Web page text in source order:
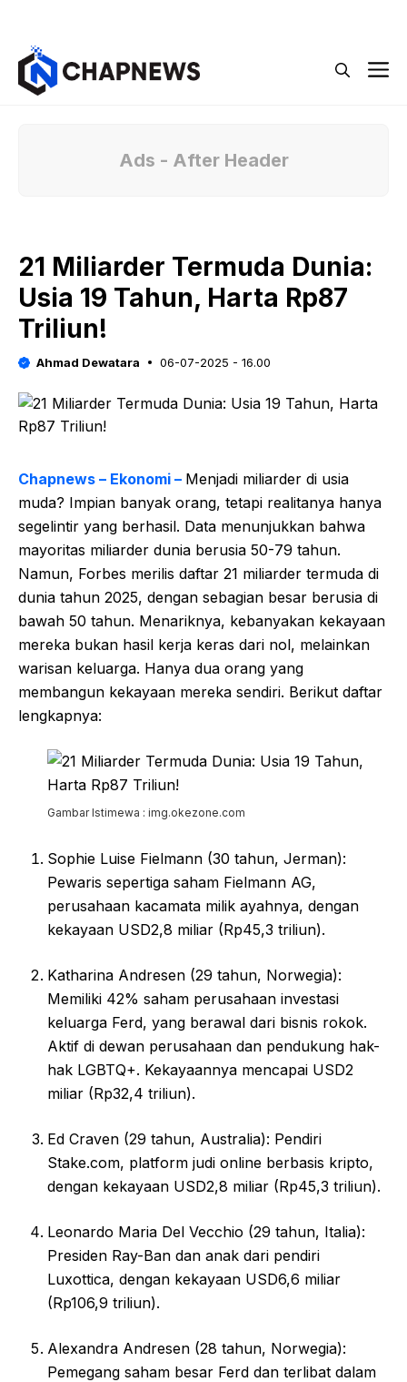
Ads - After Header
21 Miliarder Termuda Dunia:
Usia 19 Tahun, Harta Rp87
Triliun!
Ahmad Dewatara 06-07-2025 - 16.00
Chapnews – Ekonomi – Menjadi miliarder di usia
muda? Impian banyak orang, tetapi realitanya hanya
segelintir yang berhasil. Data menunjukkan bahwa
mayoritas miliarder dunia berusia 50-79 tahun.
Namun, Forbes merilis daftar 21 miliarder termuda di
dunia tahun 2025, dengan sebagian besar berusia di
bawah 50 tahun. Menariknya, kebanyakan kekayaan
mereka bukan hasil kerja keras dari nol, melainkan
warisan keluarga. Hanya dua orang yang
membangun kekayaan mereka sendiri. Berikut daftar
lengkapnya:
Gambar Istimewa : img.okezone.com
Sophie Luise Fielmann (30 tahun, Jerman):
Pewaris sepertiga saham Fielmann AG,
perusahaan kacamata milik ayahnya, dengan
kekayaan USD2,8 miliar (Rp45,3 triliun).
Katharina Andresen (29 tahun, Norwegia):
Memiliki 42% saham perusahaan investasi
keluarga Ferd, yang berawal dari bisnis rokok.
Aktif di dewan perusahaan dan pendukung hak-
hak LGBTQ+. Kekayaannya mencapai USD2
miliar (Rp32,4 triliun).
Ed Craven (29 tahun, Australia): Pendiri
Stake.com, platform judi online berbasis kripto,
dengan kekayaan USD2,8 miliar (Rp45,3 triliun).
Leonardo Maria Del Vecchio (29 tahun, Italia):
Presiden Ray-Ban dan anak dari pendiri
Luxottica, dengan kekayaan USD6,6 miliar
(Rp106,9 triliun).
Alexandra Andresen (28 tahun, Norwegia):
Pemegang saham besar Ferd dan terlibat dalam